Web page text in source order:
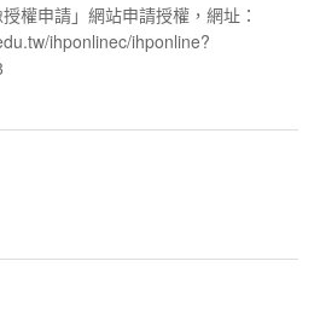
權申請」網站申請授權，網址：
ihponlinec/ihponline?